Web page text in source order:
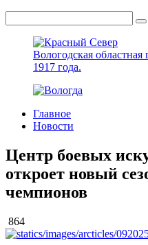
Вологодская областная
1917 года.
Главное
Новости
Центр боевых
откроет новый
чемпионов
864